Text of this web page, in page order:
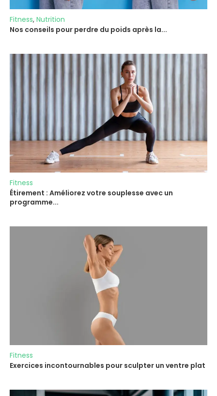
Fitness, Nutrition
Nos conseils pour perdre du poids après la...
Fitness
Étirement : Améliorez votre souplesse avec un
programme...
Fitness
Exercices incontournables pour sculpter un ventre plat